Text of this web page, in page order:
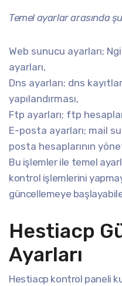
Temel ayarlar arasında
Web sunucu ayarları;
ayarları,
Dns ayarları; dns
yapılandırması,
Ftp ayarları; ftp
E-posta ayarları; mail
posta hesaplarının
Bu işlemler ile temel
kontrol işlemlerini
güncellemeye
Hestiacp
Ayarları
Hestiacp kontrol paneli